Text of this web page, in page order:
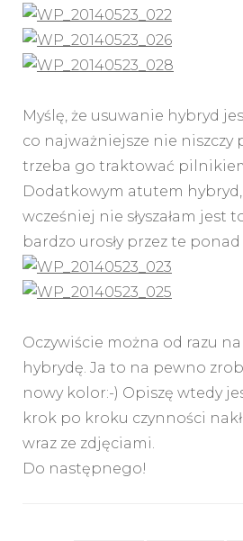
Myślę, że usuwanie hybryd
co najważniejsze nie niszczy
trzeba go traktować
Dodatkowym atutem
wcześniej nie słyszałam jest
bardzo urosły przez te
Oczywiście można od razu
hybrydę. Ja to na pewno
nowy kolor:-) Opiszę wtedy
krok po kroku czynności
wraz ze zdjęciami.
Do następnego!